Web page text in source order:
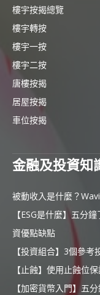
樓宇按揭總覽
樓宇轉按
樓宇一按
樓宇二按
唐樓按揭
居屋按揭
車位按揭
金融及投資知
被動收入是什麼？
【ESG是什麼】五分
資優點缺點
【投資組合】3個參
【止蝕】使用止蝕位
【加密貨幣入門】五